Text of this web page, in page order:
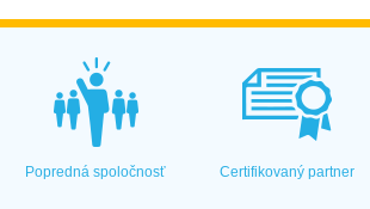
Popredná spoločnosť Certifikovaný partner